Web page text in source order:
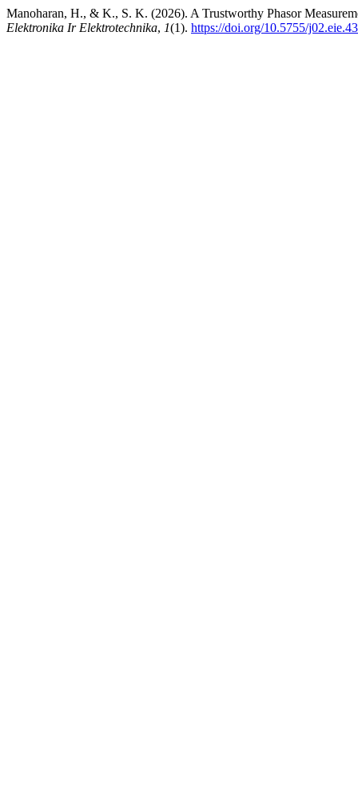
Manoharan, H., & K., S. K. (2026). A Trustworthy Phasor
Elektronika Ir Elektrotechnika, 1(1). https://doi.org/10.5755/